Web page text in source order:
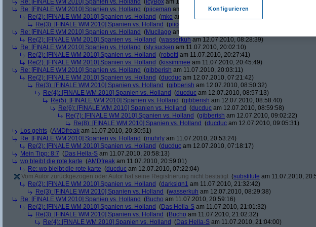
Re: [FINALE WM 2010] Spanien vs. Holland ( IcyBox am 11.07.2010, 17:22:38)
Re: [FINALE WM 2010] Spanien vs. Holland (piiceman am 11.07.2010, 17:42:05)
Re(2): [FINALE WM 2010] Spanien vs. Holland (mko am 11.07.2010, 17:45:00)
Re(3): [FINALE WM 2010] Spanien vs. Holland (piiceman
Re: [FINALE WM 2010] Spanien vs. Holland (Mucilago am 11.07.2010, 19:16:01)
Re(2): [FINALE WM 2010] Spanien vs. Holland (wasserkuh am 12.07.2010, 08:28:39)
Re: [FINALE WM 2010] Spanien vs. Holland (sly.sucken am 11.07.2010, 20:02:10)
Re(2): [FINALE WM 2010] Spanien vs. Holland (robotti am 11.07.2010, 20:27:41)
Re(2): [FINALE WM 2010] Spanien vs. Holland (kissimmee am 11.07.2010, 20:45:49)
Re: [FINALE WM 2010] Spanien vs. Holland (gibberish am 11.07.2010, 20:03:11)
Re(2): [FINALE WM 2010] Spanien vs. Holland (ducduc am 12.07.2010, 07:21:42)
Re(3): [FINALE WM 2010] Spanien vs. Holland (gibberish am 12.07.2010, 08:50:32)
Re(4): [FINALE WM 2010] Spanien vs. Holland (ducduc am 12.07.2010, 08:57:13)
Re(5): [FINALE WM 2010] Spanien vs. Holland (gibberish am 12.07.2010, 08:58:40)
Re(6): [FINALE WM 2010] Spanien vs. Holland (ducduc am 12.07.2010, 08:59:58)
Re(7): [FINALE WM 2010] Spanien vs. Holland (gibberish am 12.07.2010, 09:02:22)
Re(8): [FINALE WM 2010] Spanien vs. Holland (ducduc am 12.07.2010, 09:05:31)
Los gehts (AMDfreak am 11.07.2010, 20:30:51)
Re: [FINALE WM 2010] Spanien vs. Holland (muhrly am 11.07.2010, 20:53:24)
Re(2): [FINALE WM 2010] Spanien vs. Holland (ducduc am 12.07.2010, 07:18:17)
Mein Tipp: 8:7 (Das Hella-S am 11.07.2010, 20:58:13)
wo bleibt die rote karte (AMDfreak am 11.07.2010, 20:59:01)
Re: wo bleibt die rote karte (ducduc am 12.07.2010, 07:22:04)
Vom Autor zurückgezogen oder Autor hat seine Registrierung nicht bestätigt (substitute am 11.07.2010,
Re(2): [FINALE WM 2010] Spanien vs. Holland (darksign1 am 11.07.2010, 21:32:42)
Re(3): [FINALE WM 2010] Spanien vs. Holland (wasserkuh am 12.07.2010, 08:29:38)
Re: [FINALE WM 2010] Spanien vs. Holland (Bucho am 11.07.2010, 20:59:16)
Re(2): [FINALE WM 2010] Spanien vs. Holland (Das Hella-S am 11.07.2010, 21:01:32)
Re(3): [FINALE WM 2010] Spanien vs. Holland (Bucho am 11.07.2010, 21:02:32)
Re(4): [FINALE WM 2010] Spanien vs. Holland (Das Hella-S am 11.07.2010, 21:04:00)
Konfigurieren